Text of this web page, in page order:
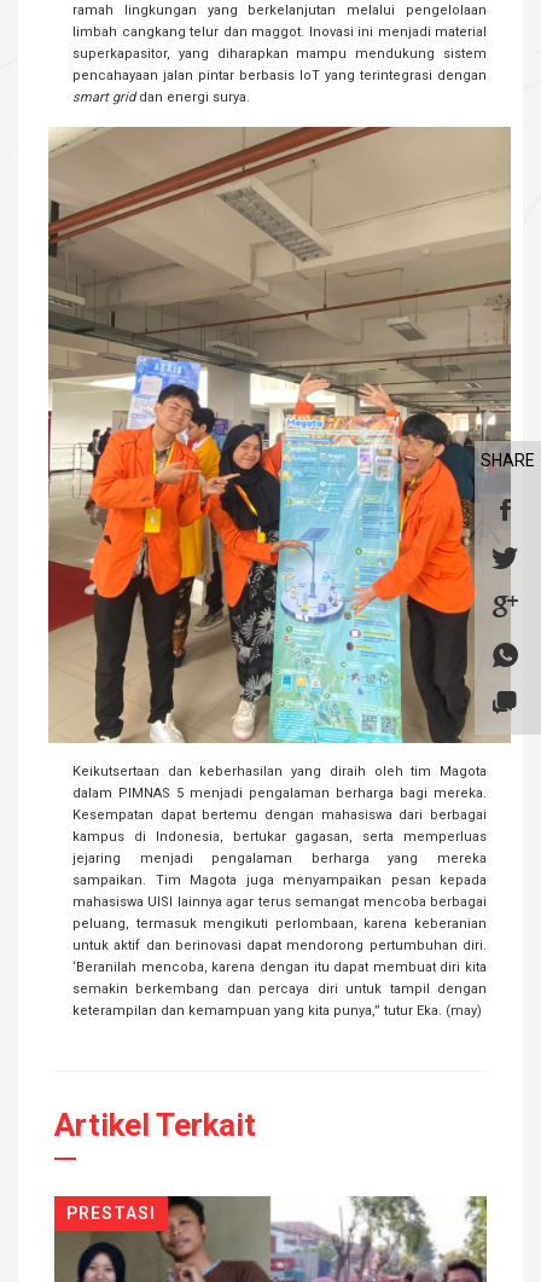
SHARE
ramah lingkungan yang berkelanjutan melalui pengelolaan
limbah cangkang telur dan maggot. Inovasi ini menjadi material
superkapasitor, yang diharapkan mampu mendukung sistem
pencahayaan jalan pintar berbasis IoT yang terintegrasi dengan
smart griddan energi surya.
Keikutsertaan dan keberhasilan yang diraih oleh tim Magota
dalam PIMNAS 5 menjadi pengalaman berharga bagi mereka.
Kesempatan dapat bertemu dengan mahasiswa dari berbagai
kampus di Indonesia, bertukar gagasan, serta memperluas
jejaring menjadi pengalaman berharga yang mereka
sampaikan. Tim Magota juga menyampaikan pesan kepada
mahasiswa UISI lainnya agar terus semangat mencoba berbagai
peluang, termasuk mengikuti perlombaan, karena keberanian
untuk aktif dan berinovasi dapat mendorong pertumbuhan diri.
‘Beranilah mencoba, karena dengan itu dapat membuat diri kita
semakin berkembang dan percaya diri untuk tampil dengan
keterampilan dan kemampuan yang kita punya,” tutur Eka. (may)
Artikel Terkait
PRESTASI